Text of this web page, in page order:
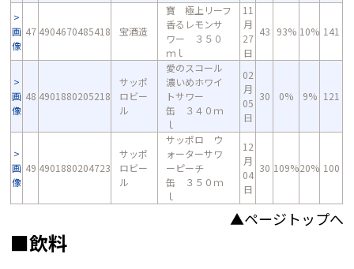
画
像
47 4904670485418 宝酒造
寶 極上リーフ
香るレモンサ
ワー ３５０
ｍｌ
11
月
27
日
43 93% 10% 141
画
像
48 4901880205218
サッポ
ロビー
ル
愛のスコール
濃いめホワイ
トサワー
缶 ３４０ｍ
ｌ
02
月
05
日
30 0% 9% 121
画
像
49 4901880204723
サッポ
ロビー
ル
サッポロ ウ
ォーターサワ
ーピーチ
缶 ３５０ｍ
ｌ
12
月
04
日
30 109%20% 100
▲ページトップへ
■飲料